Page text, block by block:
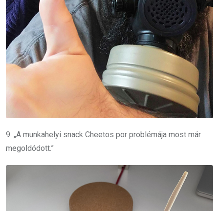
9. „A munkahelyi snack Cheetos por problémája most már
megoldódott.”